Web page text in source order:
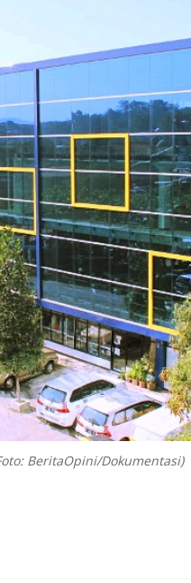
BeritaOpini/Dokumentasi)